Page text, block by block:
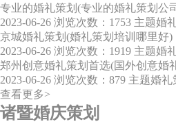
专业的婚礼策划(专业的婚礼策划公
2023-06-26 浏览次数：1753 主题婚
京城婚礼策划(婚礼策划培训哪里好)
2023-06-26 浏览次数：1919 主题婚
郑州创意婚礼策划首选(国外创意婚
2023-06-26 浏览次数：879 主题婚礼
查看更多>
诸暨婚庆策划